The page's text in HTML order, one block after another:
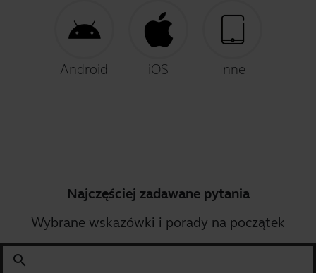
Android iOS Inne
Najczęściej zadawane pytania
Wybrane wskazówki i porady na początek
search